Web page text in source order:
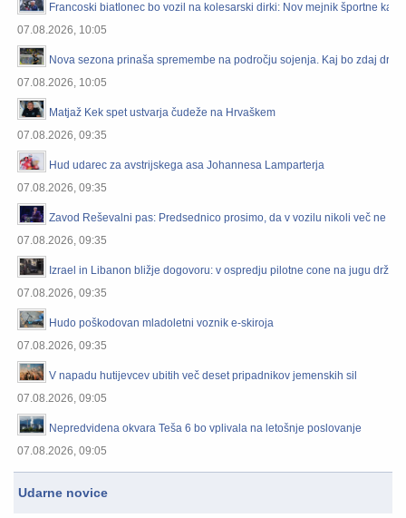
Francoski biatlonec bo vozil na kolesarski dirki: Nov mejnik športne
07.08.2026, 10:05
Nova sezona prinaša spremembe na področju sojenja. Kaj bo zdaj
07.08.2026, 10:05
Matjaž Kek spet ustvarja čudeže na Hrvaškem
07.08.2026, 09:35
Hud udarec za avstrijskega asa Johannesa Lamparterja
07.08.2026, 09:35
Zavod Reševalni pas: Predsednico prosimo, da v vozilu nikoli več ne
07.08.2026, 09:35
Izrael in Libanon bližje dogovoru: v ospredju pilotne cone na jugu
07.08.2026, 09:35
Hudo poškodovan mladoletni voznik e-skiroja
07.08.2026, 09:35
V napadu hutijevcev ubitih več deset pripadnikov jemenskih sil
07.08.2026, 09:05
Nepredvidena okvara Teša 6 bo vplivala na letošnje poslovanje
07.08.2026, 09:05
Udarne novice